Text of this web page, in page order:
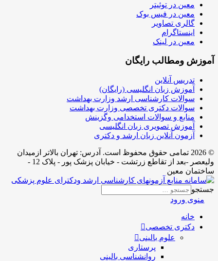
معین در توئیتر
معین در فیس بوک
گالری تصاویر
اینستاگرام
معین در لینک
آموزش ومطالب رایگان
تدریس آنلاین
آموزش زبان انگلیسی (رایگان)
سوالات کارشناسی ارشد وزارت بهداشت
سوالات دکتری تخصصی وزارت بهداشت
منابع و سوالات استخدامی وگزینش
آموزش تصویری زبان انگلیسی
آزمون آنلاین زبان ارشد و دکتری
© 2026 تمامی حقوق محفوظ است. آدرس:‌ تهران بالاتر ازمیدان
ولیعصر -بعد از تقاطع زرتشت - خیابان پزشک پور - پلاک 12 -
ساختمان معین
جستجو
منوی ورود
خانه
دکتری تخصصی
علوم بالینی
پرستاری
روانشناسی بالینی